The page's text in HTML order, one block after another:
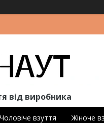
від виробника
Чоловіче взуття Жіноче